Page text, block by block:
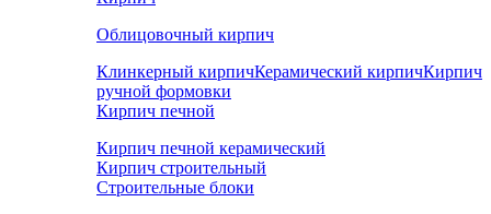
Облицовочный кирпич
Клинкерный кирпичКерамический кирпичКирпич
ручной формовки
Кирпич печной
Кирпич печной керамический
Кирпич строительный
Строительные блоки